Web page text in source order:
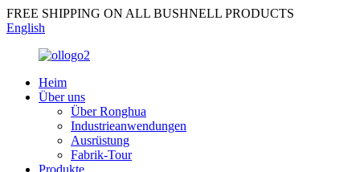
FREE SHIPPING ON ALL BUSHNELL PRODUCTS
English
Heim
Über uns
Über Ronghua
Industrieanwendungen
Ausrüstung
Fabrik-Tour
Produkte